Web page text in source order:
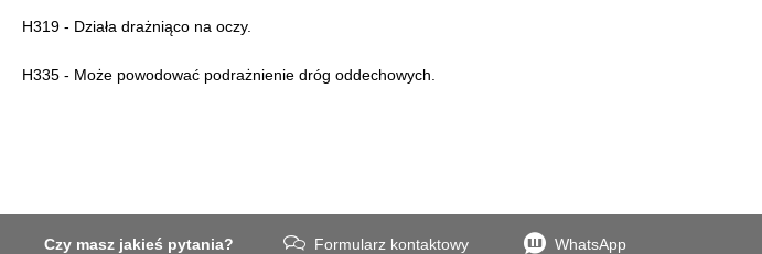
H319 - Działa drażniąco na oczy.
H335 - Może powodować podrażnienie dróg oddechowych.
Czy masz jakieś pytania? Formularz kontaktowy WhatsApp